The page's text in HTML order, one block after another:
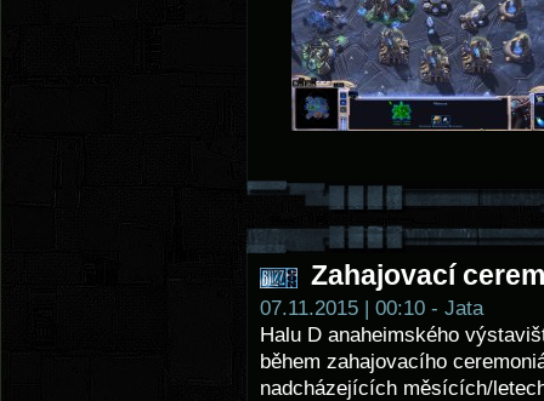
Zahajovací
07.11.2015 | 00:10 - Jata
Halu D anaheimského
během zahajovacího
nadcházejících měsících/